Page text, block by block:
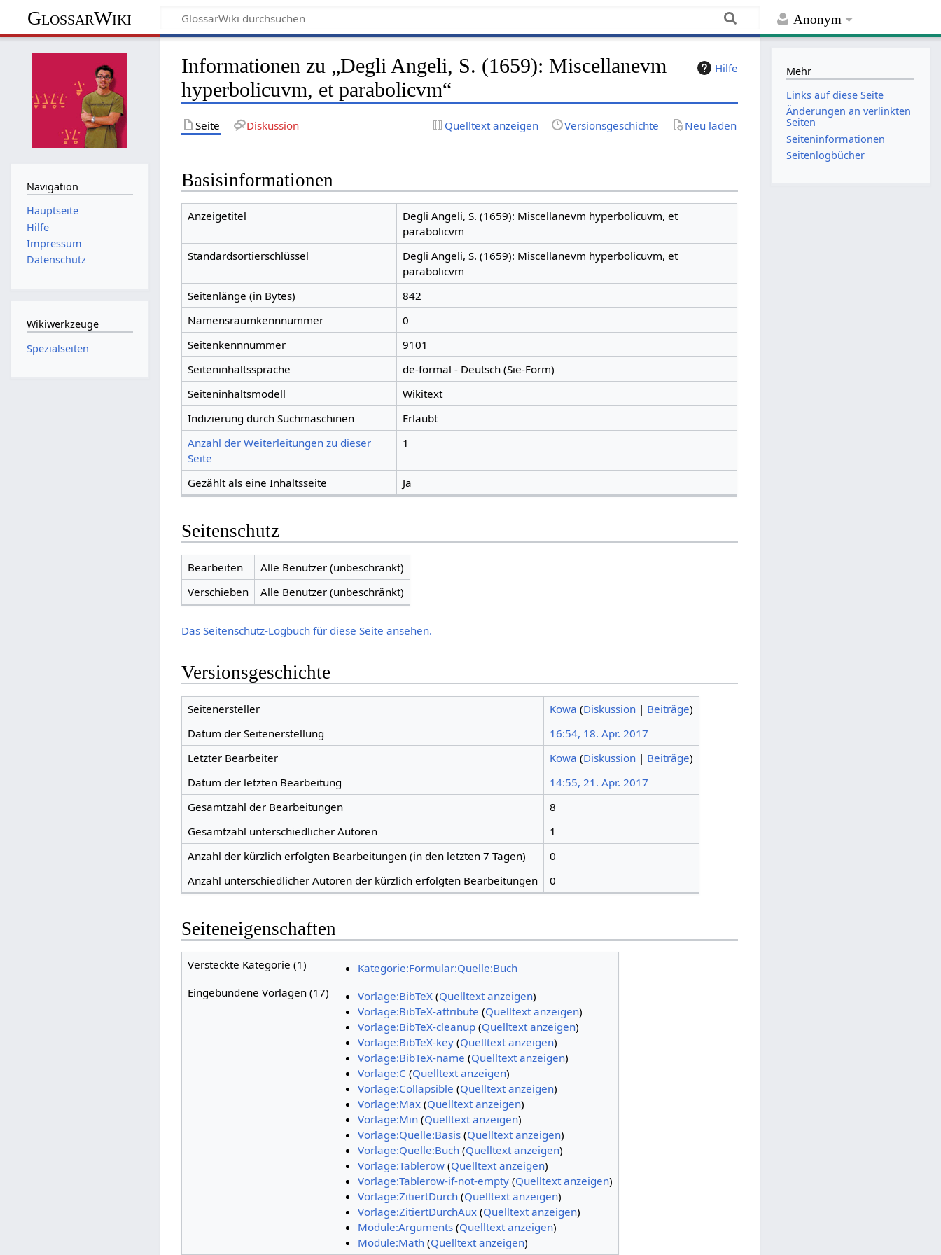
Anonym
GlossarWiki
Hilfe
Informationen zu „Degli Angeli, S. (1659): Miscellanevm
hyperbolicuvm, et parabolicvm“
Seite Diskussion Quelltext anzeigen Versionsgeschichte Neu laden
Basisinformationen
Anzeigetitel
Degli Angeli, S. (1659): Miscellanevm hyperbolicuvm, et
parabolicvm
Standardsortierschlüssel
Degli Angeli, S. (1659): Miscellanevm hyperbolicuvm, et
parabolicvm
Seitenlänge (in Bytes)
842
Namensraumkennnummer
0
Seitenkennnummer
9101
Seiteninhaltssprache
de-formal - Deutsch (Sie-Form)
Seiteninhaltsmodell
Wikitext
Indizierung durch Suchmaschinen
Erlaubt
Anzahl der Weiterleitungen zu dieser
Seite
1
Gezählt als eine Inhaltsseite Ja
Seitenschutz
Bearbeiten
Alle Benutzer (unbeschränkt)
Verschieben
Alle Benutzer (unbeschränkt)
Das Seitenschutz-Logbuch für diese Seite ansehen.
Versionsgeschichte
Seitenersteller Kowa (Diskussion| Beiträge)
Datum der Seitenerstellung
16:54, 18. Apr. 2017
Letzter Bearbeiter
Kowa (Diskussion| Beiträge)
Datum der letzten Bearbeitung
14:55, 21. Apr. 2017
Gesamtzahl der Bearbeitungen
8
Gesamtzahl unterschiedlicher Autoren
1
Anzahl der kürzlich erfolgten Bearbeitungen (in den letzten 7 Tagen)
0
Anzahl unterschiedlicher Autoren der kürzlich erfolgten Bearbeitungen
0
Seiteneigenschaften
Versteckte Kategorie (1)
Kategorie:Formular:Quelle:Buch
Eingebundene Vorlagen (17)
Vorlage:BibTeX (Quelltext anzeigen)
Vorlage:BibTeX-attribute (Quelltext anzeigen)
Vorlage:BibTeX-cleanup (Quelltext anzeigen)
Vorlage:BibTeX-key (Quelltext anzeigen)
Vorlage:BibTeX-name (Quelltext anzeigen)
Vorlage:C (Quelltext anzeigen)
Vorlage:Collapsible (Quelltext anzeigen)
Vorlage:Max (Quelltext anzeigen)
Vorlage:Min (Quelltext anzeigen)
Vorlage:Quelle:Basis (Quelltext anzeigen)
Vorlage:Quelle:Buch (Quelltext anzeigen)
Vorlage:Tablerow (Quelltext anzeigen)
Vorlage:Tablerow-if-not-empty (Quelltext anzeigen)
Vorlage:ZitiertDurch (Quelltext anzeigen)
Vorlage:ZitiertDurchAux (Quelltext anzeigen)
Module:Arguments (Quelltext anzeigen)
Module:Math (Quelltext anzeigen)
Navigation
Hauptseite
Hilfe
Impressum
Datenschutz
Wikiwerkzeuge
Spezialseiten
Mehr
Links auf diese Seite
Änderungen an verlinkten
Seiten
Seiten­­informationen
Seitenlogbücher